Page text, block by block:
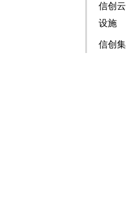
信创
设施
信创